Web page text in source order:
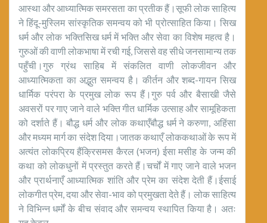
आस्था और आध्यात्मिक समरसता का प्रतीक हैं।सूफी लोक साहित्य
ने हिंदू-मुस्लिम सांस्कृतिक समन्वय को भी प्रोत्साहित किया। सिख
धर्म और लोक भक्तिसिख धर्म में भक्ति और सेवा का विशेष महत्व है।
गुरुओं की वाणी लोकभाषा में रची गई, जिससे वह सीधे जनसामान्य तक
पहुँची।गुरु ग्रंथ साहिब में संकलित वाणी लोकजीवन और
आध्यात्मिकता का अद्भुत समन्वय है। कीर्तन और शब्द-गायन सिख
धार्मिक परंपरा के प्रमुख लोक रूप हैं।गुरु पर्व और बैसाखी जैसे
अवसरों पर गाए जाने वाले भक्ति गीत धार्मिक उत्साह और सामूहिकता
को दर्शाते हैं। बौद्ध धर्म और लोक कथाएँबौद्ध धर्म ने करुणा, अहिंसा
और मध्यम मार्ग का संदेश दिया।जातक कथाएँ लोककथाओं के रूप में
अत्यंत लोकप्रिय हैंक्रिसमस कैरल (भजन) ईसा मसीह के जन्म की
कथा को लोकधुनों में प्रस्तुत करते हैं।चर्चों में गाए जाने वाले भजन
और प्रार्थनाएँ आध्यात्मिक शांति और प्रेम का संदेश देती हैं।ईसाई
लोकगीत प्रेम, दया और सेवा-भाव को प्रमुखता देते हैं। लोक साहित्य
ने विभिन्न धर्मों के बीच संवाद और समन्वय स्थापित किया है। अतः